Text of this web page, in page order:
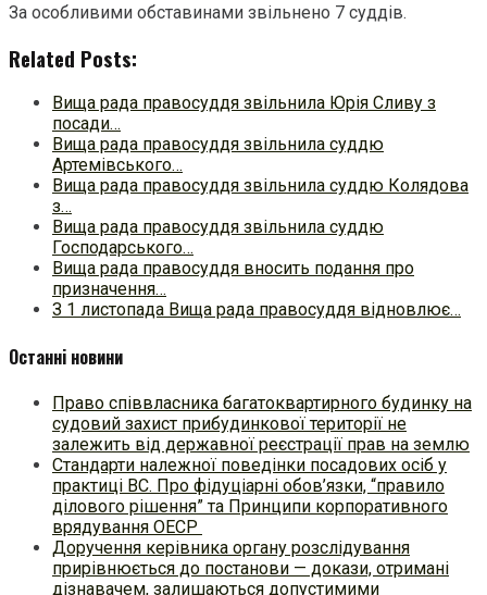
За особливими обставинами звільнено 7 суддів.
Related Posts:
Вища рада правосуддя звільнила Юрія Сливу з
посади…
Вища рада правосуддя звільнила суддю
Артемівського…
Вища рада правосуддя звільнила суддю Колядова
з…
Вища рада правосуддя звільнила суддю
Господарського…
Вища рада правосуддя вносить подання про
призначення…
З 1 листопада Вища рада правосуддя відновлює…
Останні новини
Право співвласника багатоквартирного будинку на
судовий захист прибудинкової території не
залежить від державної реєстрації прав на землю
Стандарти належної поведінки посадових осіб у
практиці ВC. Про фідуціарні обов’язки, “правило
ділового рішення” та Принципи корпоративного
врядування ОЕСР
Доручення керівника органу розслідування
прирівнюється до постанови — докази, отримані
дізнавачем, залишаються допустимими